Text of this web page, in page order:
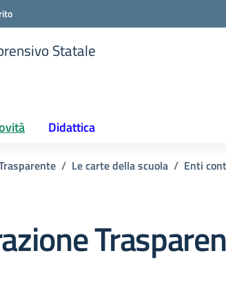
Statale
Didattica
Le carte della scuola Enti